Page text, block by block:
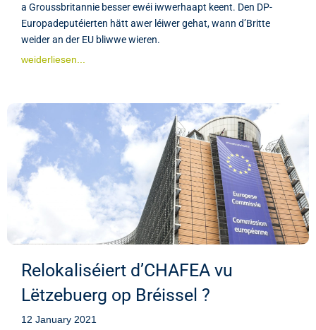
a Groussbritannie besser ewéi iwwerhaapt keent. Den DP-
Europadeputéierten hätt awer léiwer gehat, wann d’Britte
weider an der EU bliwwe wieren.
weiderliesen...
Relokaliséiert d’CHAFEA vu
Lëtzebuerg op Bréissel ?
12 January 2021